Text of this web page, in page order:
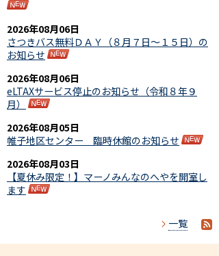
2026年08月06日
さつきバス無料ＤＡＹ（８月７日～１５日）の
お知らせ
2026年08月06日
eLTAXサービス停止のお知らせ（令和８年９
月）
2026年08月05日
帷子地区センター 臨時休館のお知らせ
2026年08月03日
【夏休み限定！】マーノみんなのへやを開室し
ます
一覧